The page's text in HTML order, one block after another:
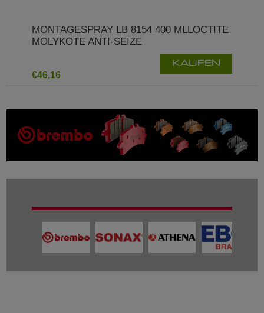
MONTAGESPRAY LB 8154 400 MLLOCTITE
MOLYKOTE ANTI-SEIZE
€46,16
KAUFEN